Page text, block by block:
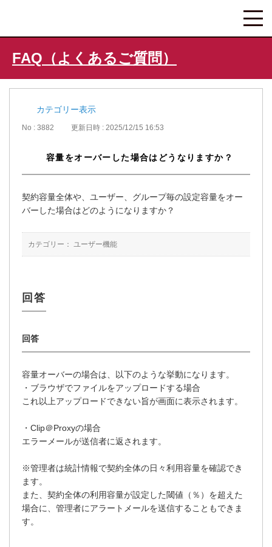
FAQ（よくあるご質問）
カテゴリー表示
No : 3882 更新日時 : 2025/12/15 16:53
容量をオーバーした場合はどうなりますか？
契約容量全体や、ユーザー、グループ毎の設定容量をオー
バーした場合はどのようになりますか？
カテゴリー： ユーザー機能
容量オーバーの場合は、以下のような挙動になります。
・ブラウザでファイルをアップロードする場合
これ以上アップロードできない旨が画面に表示されます。
・Clip＠Proxyの場合
エラーメールが送信者に返されます。
※管理者は統計情報で契約全体の日々利用容量を確認でき
ます。
また、契約全体の利用容量が設定した閾値（％）を超えた
場合に、管理者にアラートメールを送信することもできま
す。